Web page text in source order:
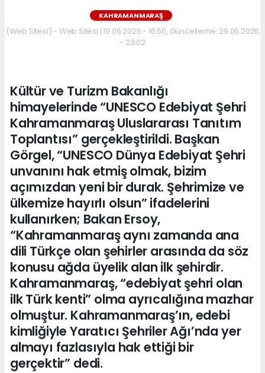
KAHRAMANMARAŞ
(Web Sitesi) - Web Sitesi | 19.06.2026 - 16:50, Güncelleme: 29.06.2026
- 23:02
Kültür ve Turizm Bakanlığı
himayelerinde “UNESCO Edebiyat Şehri
Kahramanmaraş Uluslararası Tanıtım
Toplantısı” gerçekleştirildi. Başkan
Görgel, “UNESCO Dünya Edebiyat Şehri
unvanını hak etmiş olmak, bizim
açımızdan yeni bir durak. Şehrimize ve
ülkemize hayırlı olsun” ifadelerini
kullanırken; Bakan Ersoy,
“Kahramanmaraş aynı zamanda ana
dili Türkçe olan şehirler arasında da söz
konusu ağda üyelik alan ilk şehirdir.
Kahramanmaraş, “edebiyat şehri olan
ilk Türk kenti” olma ayrıcalığına mazhar
olmuştur. Kahramanmaraş’ın, edebi
kimliğiyle Yaratıcı Şehriler Ağı’nda yer
almayı fazlasıyla hak ettiği bir
gerçektir” dedi.